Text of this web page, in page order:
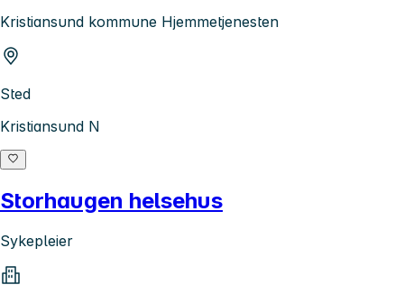
Kristiansund kommune Hjemmetjenesten
Sted
Kristiansund N
Storhaugen helsehus
Sykepleier